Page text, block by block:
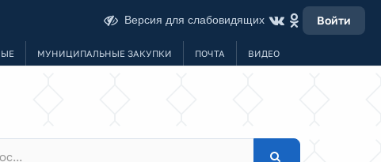
Версия для слабовидящих Войти
МУНИЦИПАЛЬНЫЕ ЗАКУПКИ ПОЧТА ВИДЕО